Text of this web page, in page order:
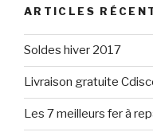
ARTICLES
Soldes hiver 2017
Livraison gratuite
Les 7 meilleurs fer à